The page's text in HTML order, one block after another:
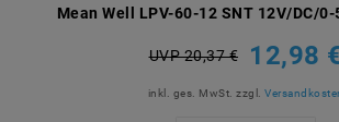
Mean Well LPV-60-12 SNT 12V/DC/
UVP 20,37 € 12,98
inkl. ges. MwSt. zzgl.